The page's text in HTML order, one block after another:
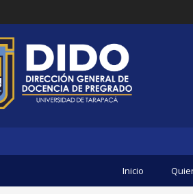
Inicio